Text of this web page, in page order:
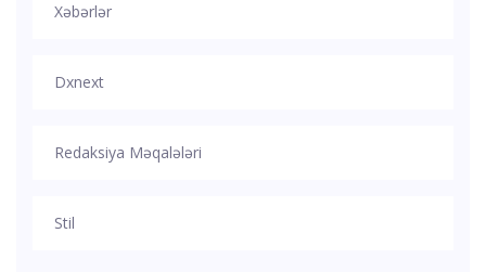
Xəbərlər
Dxnext
Redaksiya Məqalələri
Stil